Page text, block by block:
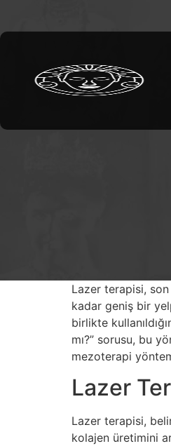
Lazer terapisi,
kadar geniş bir
birlikte
mı?” sorusu, bu
mezoterapi
Lazer
Lazer terapisi,
kolajen üretimini